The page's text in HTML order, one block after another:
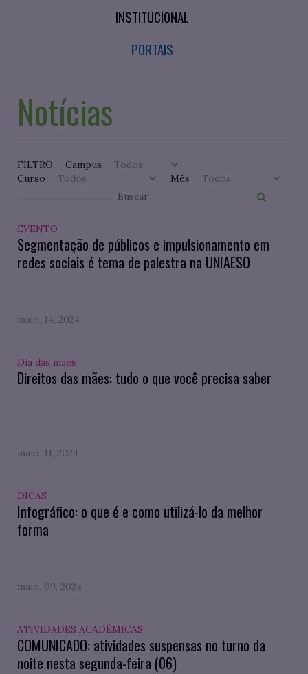
INSTITUCIONAL
PORTAIS
Notícias
FILTRO
Campus
Curso
Mês
EVENTO
Segmentação de públicos e impulsionamento em
redes sociais é tema de palestra na UNIAESO
maio. 14, 2024
Dia das mães
Direitos das mães: tudo o que você precisa saber
maio. 11, 2024
DICAS
Infográfico: o que é e como utilizá-lo da melhor
forma
maio. 09, 2024
ATIVIDADES ACADÊMICAS
COMUNICADO: atividades suspensas no turno da
noite nesta segunda-feira (06)